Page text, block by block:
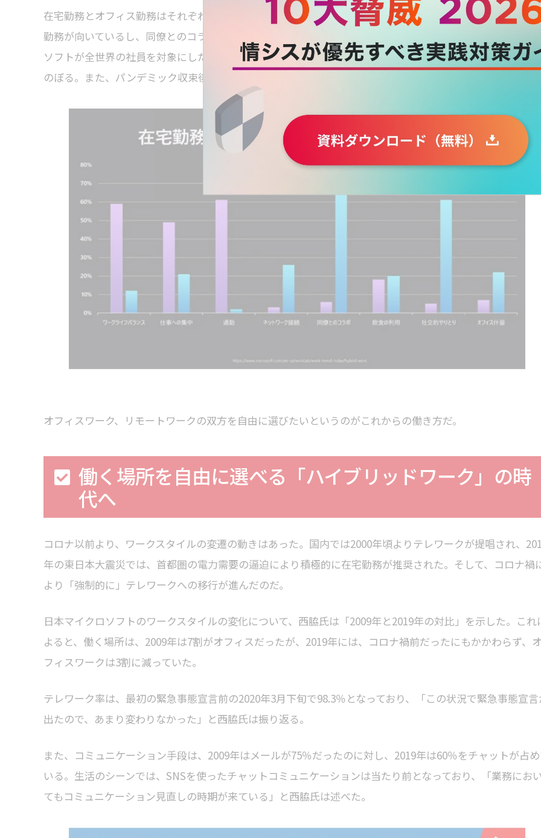
在宅勤務とオフィス勤務はそれぞれに長所がある。たとえば、ワークライフバランスを重視したいときは在
勤務が向いているし、同僚とのコラボレーションや社交的なやり取りはオフィス勤務が向いている。マイク
ソフトが全世界の社員を対象にした調査では、「フレキシブルなリモートワーク」を希望する従業員は73％
のぼる。また、パンデミック収束後、「直に顔を合わせて仕事をしたい」と考える従業員は67％にのぼる。
オフィスワーク、リモートワークの双方を自由に選びたいというのがこれからの働き方だ。
働く場所を自由に選べる「ハイブリッドワーク」の時
代へ
コロナ以前より、ワークスタイルの変遷の動きはあった。国内では2000年頃よりテレワークが提唱され、
年の東日本大震災では、首都圏の電力需要の逼迫により積極的に在宅勤務が推奨された。そして、コロナ禍
より「強制的に」テレワークへの移行が進んだのだ。
日本マイクロソフトのワークスタイルの変化について、西脇氏は「2009年と2019年の対比」を示した。これ
よると、働く場所は、2009年は7割がオフィスだったが、2019年には、コロナ禍前だったにもかかわらず、
フィスワークは3割に減っていた。
テレワーク率は、最初の緊急事態宣言前の2020年3月下旬で98.3％となっており、「この状況で緊急事態宣
出たので、あまり変わりなかった」と西脇氏は振り返る。
また、コミュニケーション手段は、2009年はメールが75％だったのに対し、2019年は60％をチャットが占
いる。生活のシーンでは、SNSを使ったチャットコミュニケーションは当たり前となっており、「業務にお
てもコミュニケーション見直しの時期が来ている」と西脇氏は述べた。